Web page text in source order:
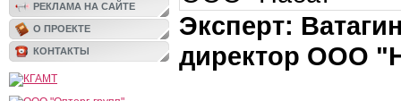
РЕКЛАМА НА САЙТЕ
О ПРОЕКТЕ
КОНТАКТЫ
Эксперт:
директор ООО